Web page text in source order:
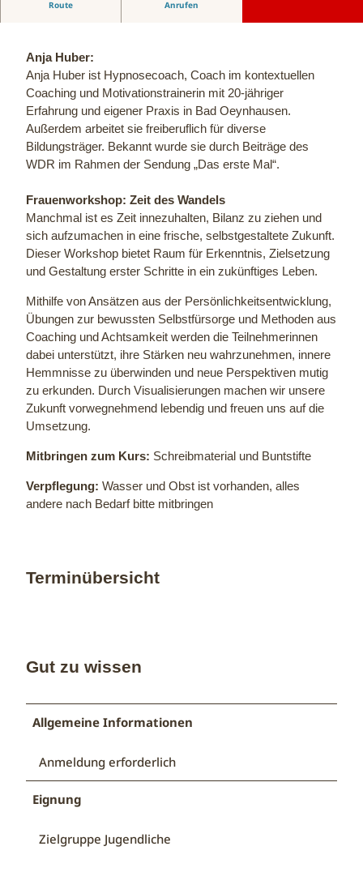
Route Anrufen
Anja Huber:
Anja Huber ist Hypnosecoach, Coach im kontextuellen
Coaching und Motivationstrainerin mit 20-jähriger
Erfahrung und eigener Praxis in Bad Oeynhausen.
Außerdem arbeitet sie freiberuflich für diverse
Bildungsträger. Bekannt wurde sie durch Beiträge des
WDR im Rahmen der Sendung „Das erste Mal“.
Frauenworkshop: Zeit des Wandels
Manchmal ist es Zeit innezuhalten, Bilanz zu ziehen und
sich aufzumachen in eine frische, selbstgestaltete Zukunft.
Dieser Workshop bietet Raum für Erkenntnis, Zielsetzung
und Gestaltung erster Schritte in ein zukünftiges Leben.
Mithilfe von Ansätzen aus der Persönlichkeitsentwicklung,
Übungen zur bewussten Selbstfürsorge und Methoden aus
Coaching und Achtsamkeit werden die Teilnehmerinnen
dabei unterstützt, ihre Stärken neu wahrzunehmen, innere
Hemmnisse zu überwinden und neue Perspektiven mutig
zu erkunden. Durch Visualisierungen machen wir unsere
Zukunft vorwegnehmend lebendig und freuen uns auf die
Umsetzung.
Mitbringen zum Kurs: Schreibmaterial und Buntstifte
Verpflegung: Wasser und Obst ist vorhanden, alles
andere nach Bedarf bitte mitbringen
Terminübersicht
Gut zu wissen
Allgemeine Informationen
Anmeldung erforderlich
Eignung
Zielgruppe Jugendliche